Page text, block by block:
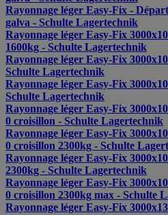
Rayonnage léger Easy-Fix -
galva - Schulte Lagertechnik
Rayonnage léger Easy-Fix
1600kg - Schulte Lagertechnik
Rayonnage léger Easy-Fix
Schulte Lagertechnik
Rayonnage léger Easy-Fix
Schulte Lagertechnik
Rayonnage léger Easy-Fix
0 croisillon - Schulte Lagertechnik
Rayonnage léger Easy-Fix
0 croisillon 2300kg - Schulte
Rayonnage léger Easy-Fix
2300kg - Schulte Lagertechnik
Rayonnage léger Easy-Fix
0 croisillon 2300kg max - Schulte
Rayonnage léger Easy-Fix